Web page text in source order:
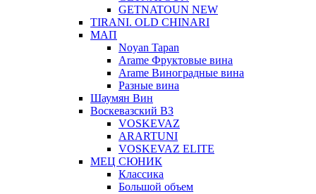
GETNATOUN NEW
TIRANI. OLD CHINARI
МАП
Noyan Tapan
Arame Фруктовые вина
Arame Виноградные вина
Разные вина
Шаумян Вин
Воскевазский ВЗ
VOSKEVAZ
ARARTUNI
VOSKEVAZ ELITE
МЕЦ СЮНИК
Классика
Большой объем